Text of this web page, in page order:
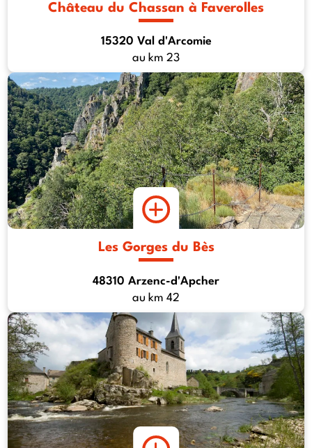
Château du Chassan à Faverolles
15320 Val d'Arcomie
au km 23
Les Gorges du Bès
48310 Arzenc-d'Apcher
au km 42